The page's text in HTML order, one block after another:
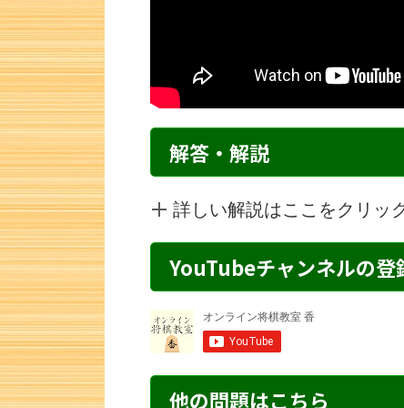
解答・解説
詳しい解説はここをクリッ
YouTubeチャンネルの登
他の問題はこちら
心者のための詰将棋 1手詰め・7 解説